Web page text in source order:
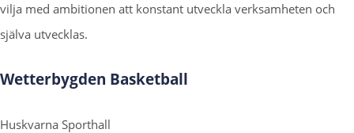
vilja med ambitionen att konstant utveckla verksamheten och
själva utvecklas.
Wetterbygden Basketball
Huskvarna Sporthall